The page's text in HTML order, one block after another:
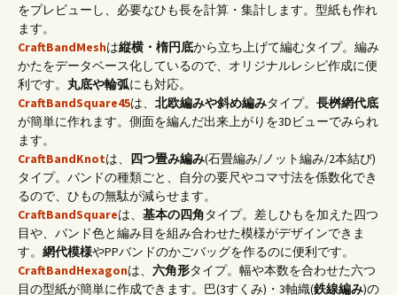
をプレビューし、必要なひも長を計算・集計します。型紙も作れ
ます。
CraftBandMeshは縦横・楕円底から立ち上げて編むタイプ。編み
かたをデータベース化しているので、オリジナルレシピ作成に便
利です。 丸底や輪弧にも対応。
CraftBandSquare45は、 北欧編みや斜め編みタイプ。 長桝網代底
が簡単に作れます。側面を編んだ出来上がりを3Dビューでみられ
ます。
CraftBandKnotは、 四つ畳み編み(石畳編み/ノット編み/2本結び)
タイプ。バンドの種類ごと、自分の要尺やコマ寸法を係数化でき
るので、ひもの無駄が減らせます。
CraftBandSquareは、 基本の四角タイプ。差しひもを加えた四つ
目や、バンド色と編み目を組み合わせた模様がデザインできま
す。 網代模様やPPバンドのかごバッグを作るのに便利です。
CraftBandHexagonは、 六角形タイプ。幅や本数を合わせた六つ
目の型紙が簡単に作成できます。巴(3すくみ)・3軸織(鉄線編み)の